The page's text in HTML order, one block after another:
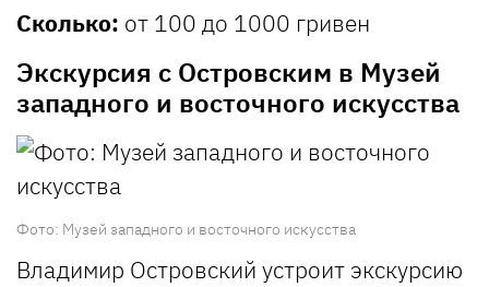
Сколько: от 100 до 1000 гривен
Экскурсия с Островским в Музей
западного и восточного искусства
Фото: Музей западного и восточного искусства
Владимир Островский устроит экскурсию